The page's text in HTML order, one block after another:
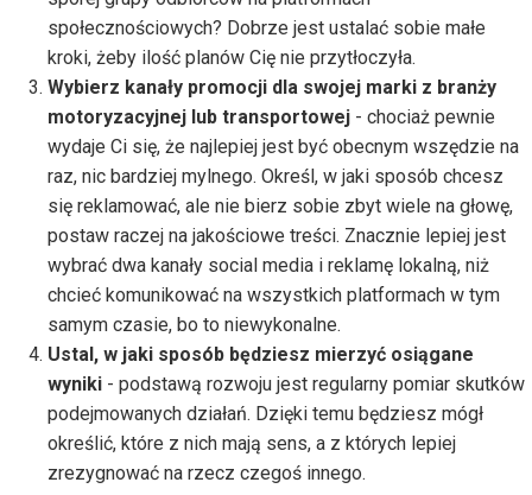
społecznościowych? Dobrze jest ustalać sobie małe
kroki, żeby ilość planów Cię nie przytłoczyła.
Wybierz kanały promocji dla swojej marki z branży
motoryzacyjnej lub transportowej - chociaż pewnie
wydaje Ci się, że najlepiej jest być obecnym wszędzie na
raz, nic bardziej mylnego. Określ, w jaki sposób chcesz
się reklamować, ale nie bierz sobie zbyt wiele na głowę,
postaw raczej na jakościowe treści. Znacznie lepiej jest
wybrać dwa kanały social media i reklamę lokalną, niż
chcieć komunikować na wszystkich platformach w tym
samym czasie, bo to niewykonalne.
Ustal, w jaki sposób będziesz mierzyć osiągane
wyniki - podstawą rozwoju jest regularny pomiar skutków
podejmowanych działań. Dzięki temu będziesz mógł
określić, które z nich mają sens, a z których lepiej
zrezygnować na rzecz czegoś innego.